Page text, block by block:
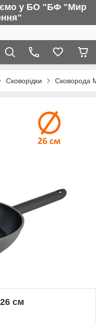
у БО "БФ "Мир
Сковорідки Сковорода
см